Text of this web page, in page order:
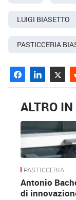
LUIGI BIASETTO
PASTICCERIA
ALTRO
PASTICCERIA
Antonio
di